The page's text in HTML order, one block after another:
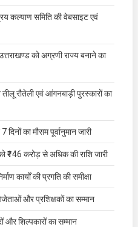
कल्याण समिति की वेबसाइट एवं
को अग्रणी राज्य बनाने का
रौतेली एवं आंगनबाड़ी पुरस्कारों का
का मौसम पूर्वानुमान जारी
₹146 करोड़ से अधिक की राशि जारी
कार्यों की प्रगति की समीक्षा
और प्रशिक्षकों का सम्मान
और शिल्पकारों का सम्मान